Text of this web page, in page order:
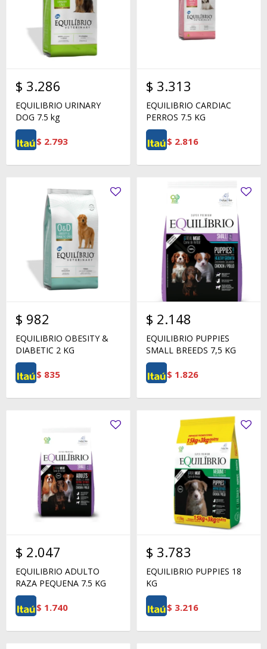
$ 3.286
EQUILIBRIO URINARY
DOG 7.5 kg
$ 2.793
$ 3.313
EQUILIBRIO CARDIAC
PERROS 7.5 KG
$ 2.816
$ 982
EQUILIBRIO OBESITY &
DIABETIC 2 KG
$ 835
$ 2.148
EQUILIBRIO PUPPIES
SMALL BREEDS 7,5 KG
$ 1.826
$ 2.047
EQUILIBRIO ADULTO
RAZA PEQUENA 7.5 KG
$ 1.740
$ 3.783
EQUILIBRIO PUPPIES 18
KG
$ 3.216